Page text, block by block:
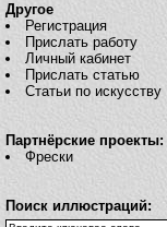
Другое
Регистрация
Прислать работу
Личный кабинет
Прислать статью
Статьи по искусству
Партнёрские проекты:
Фрески
Поиск иллюстраций: